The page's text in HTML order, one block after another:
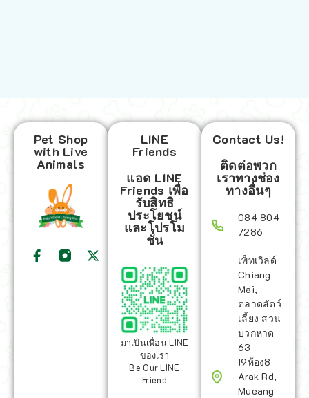
Pet Shop
with Live
Animals
LINE
Friends
แอด LINE
Friends เพื่อ
รับสิทธิ
ประโยชน์
และโปรโม
ชั่น
มาเป็นเพื่อน LINE
ของเรา
Be Our LINE
Friend
Contact Us!
ติดต่อพวก
เราทางช่อง
ทางอื่นๆ
084 804
7286
เพ็ทเวิลด์
Chiang
Mai,
ตลาดสัตว์
เลี้ยง สวน
บวกหาด
63
19ห้อง8
Arak Rd,
Mueang